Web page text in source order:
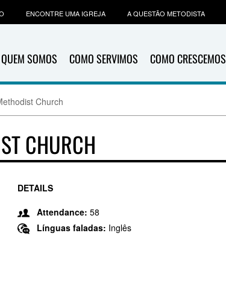
QUEM SOMOS COMO SERVIMOS COMO CRESCEMOS
ENCONTRE UMA IGREJA A QUESTÃO METODISTA
Church
CHURCH
DETAILS
Attendance: 58
Línguas faladas: Inglês